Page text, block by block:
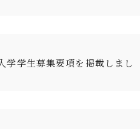
学学生募集要項を掲載しまし